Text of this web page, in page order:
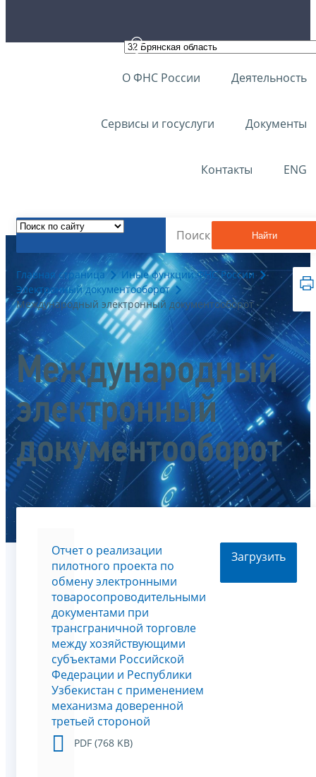
О ФНС России Деятельность
Сервисы и госуслуги Документы
Контакты ENG
Найти
Главная страница
Иные функции ФНС России
Электронный документооборот
Международный электронный документооборот
Международный
электронный
документооборот
Отчет о реализации
пилотного проекта по
обмену электронными
товаросопроводительными
документами при
трансграничной торговле
между хозяйствующими
субъектами Российской
Федерации и Республики
Узбекистан с применением
механизма доверенной
третьей стороной
PDF (768 KB)
Загрузить